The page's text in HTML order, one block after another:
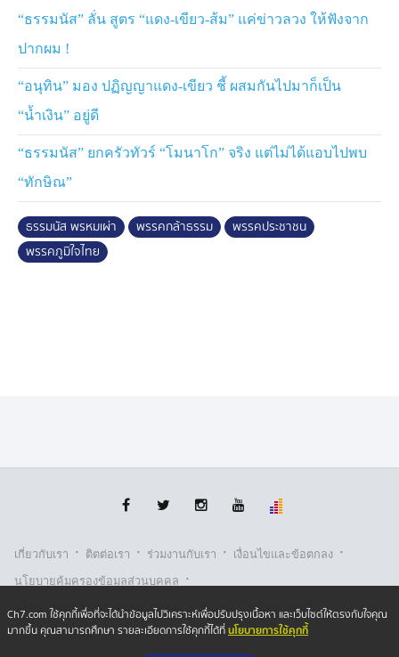
ปชน. ปิดห้องโหวตชื่อ ปธ.กมธ. 9 คณะ
พรรคประชาชน มีการประชุม สส. ประจำสัปดาห์ และมีการ
ปิดห้องโหวต "ประธานคณะกรรมาธิการ" 9 คณะตาม
สัดส่วนที่ได้รับการจัดสรร โดยมีรายงานว่าใช้เวลาประชุม
นานกว่า 6 ชั่วโมง และเป็นการลงมติลับ
ซึ่งมีรายชื่ออย่าง นายรังสิมันต์ โรม ที่ได้รับเลือกเป็น
ประธานกรรมาธิการ การกฎหมายฯ
เช่นเดียวกับ นางสาวรักชนก ศรีนอก ที่นั่งประธาน
กรรมาธิการติดตามบริหารงบประมาณฯ
ถึง สว. เข้าร่วมลงชื่อด้วย คาดว่าน่าจะถึง 140 คน
และล่าสุดมีรายงานว่าพรรคประชาธิปัตย์ มีมติให้ สส.ของ
“ธรรมนัส” ลั่น สูตร “แดง-เขียว-ส้ม” แค่ข่าวลวง ให้ฟังจาก
ปากผม !
“อนุทิน” มอง ปฏิญญาแดง-เขียว ชี้ ผสมกันไปมาก็เป็น
“น้ำเงิน” อยู่ดี
“ธรรมนัส” ยกครัวทัวร์ “โมนาโก” จริง แต่ไม่ได้แอบไปพบ
“ทักษิณ”
ธรรมนัส พรหมเผ่า พรรคกล้าธรรม
พรรคประชาชน
พรรคภูมิใจไทย
เกี่ยวกับเรา · ติตต่อเรา · ร่วมงานกับเรา · เงื่อนไขและข้อตกลง ·
นโยบายคุ้มครองข้อมูลส่วนบุคคล ·
นโยบายคุ้มครองข้อมูลส่วนบุคคล (ออนไลน์) · นโยบายคุกกี้ ·
รับเรื่องร้องเรียน
Ch7.com ใช้คุกกี้เพื่อที่จะได้นำข้อมูลไปวิเคราะห์เพื่อปรับปรุงเนื้อหา และเว็บไซต์ให้ตรงกับใจคุณ
มากขึ้น คุณสามารถศึกษา รายละเอียดการใช้คุกกี้ได้ที่นโยบายการใช้คุกกี้